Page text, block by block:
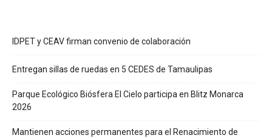
IDPET y CEAV firman convenio de colaboración
Entregan sillas de ruedas en 5 CEDES de Tamaulipas
Parque Ecológico Biósfera El Cielo participa en Blitz Monarca
2026
Mantienen acciones permanentes para el Renacimiento de